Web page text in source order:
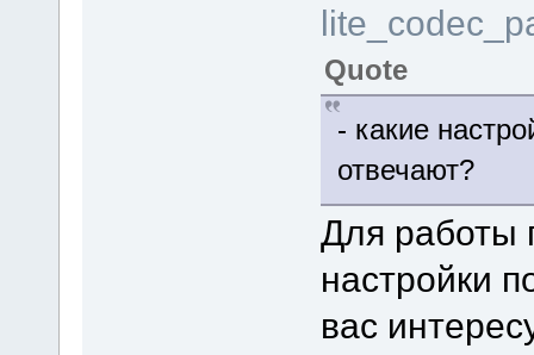
Quote
- какие
отвечают?
Для работы
настройки
вас